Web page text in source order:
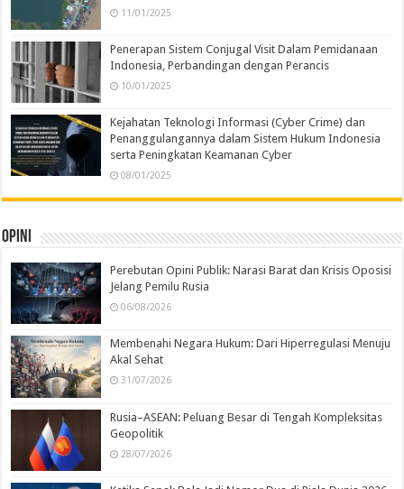
11/01/2025
Penerapan Sistem Conjugal Visit Dalam Pemidanaan
Indonesia, Perbandingan dengan Perancis
10/01/2025
Kejahatan Teknologi Informasi (Cyber Crime) dan
Penanggulangannya dalam Sistem Hukum Indonesia
serta Peningkatan Keamanan Cyber
08/01/2025
Opini
Perebutan Opini Publik: Narasi Barat dan Krisis Oposisi
Jelang Pemilu Rusia
06/08/2026
Membenahi Negara Hukum: Dari Hiperregulasi Menuju
Akal Sehat
31/07/2026
Rusia–ASEAN: Peluang Besar di Tengah Kompleksitas
Geopolitik
28/07/2026